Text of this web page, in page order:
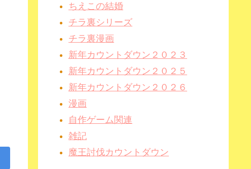
ちえこの結婚
チラ裏シリーズ
チラ裏漫画
新年カウントダウン２０２３
新年カウントダウン２０２５
新年カウントダウン２０２６
漫画
自作ゲーム関連
雑記
魔王討伐カウントダウン